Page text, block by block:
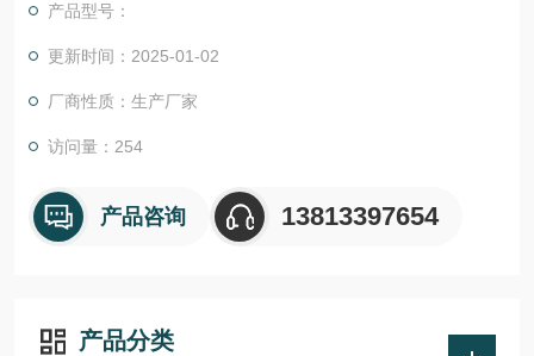
产品型号：
更新时间：2025-01-02
厂商性质：生产厂家
访问量：254
产品咨询 13813397654
产品分类